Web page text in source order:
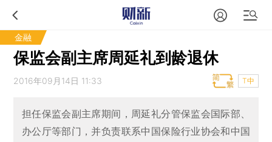
金融
保监会副主席周延礼到龄退休
2016年09月14日 11:33 T中
担任保监会副主席期间，周延礼分管保监会国际部、
办公厅等部门，并负责联系中国保险行业协会和中国